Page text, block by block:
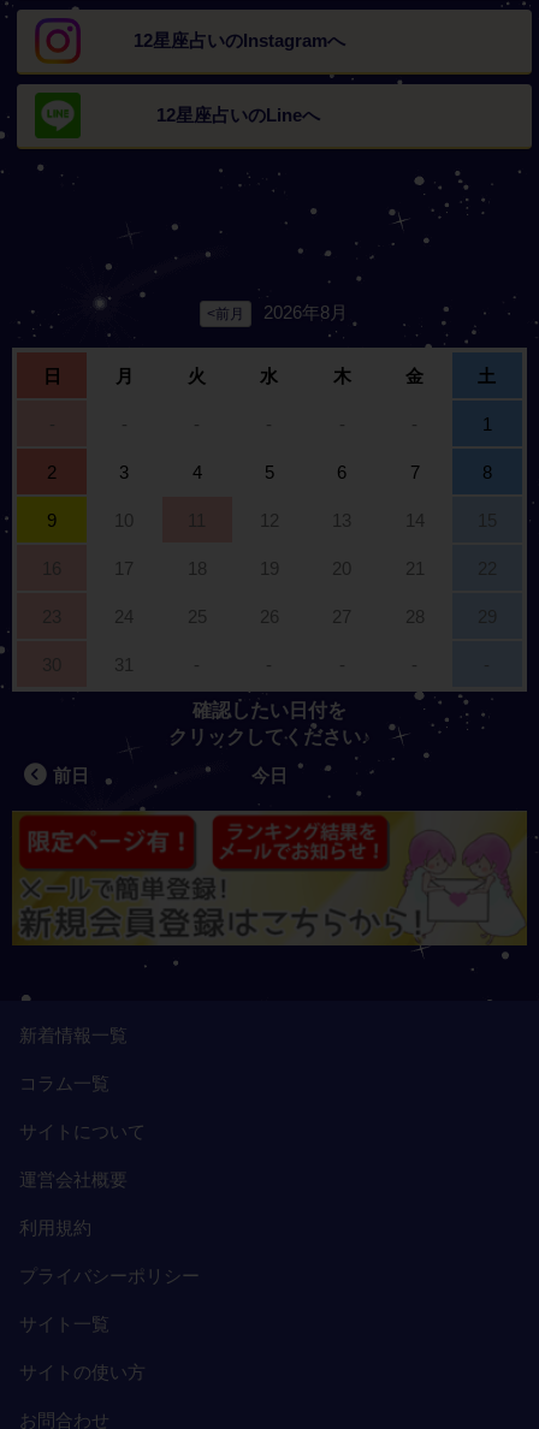
前日 今日
<前月 2026年8月
日 月 火 水 木 金 土
- - - - - - 1
2 3 4 5 6 7 8
9 10 11 12 13 14 15
16 17 18 19 20 21 22
23 24 25 26 27 28 29
30 31 - - - - -
確認したい日付を
クリックしてください♪
12星座占いのInstagramへ
12星座占いのLineへ
新着情報一覧
コラム一覧
サイトについて
運営会社概要
利用規約
プライバシーポリシー
サイト一覧
サイトの使い方
お問合わせ